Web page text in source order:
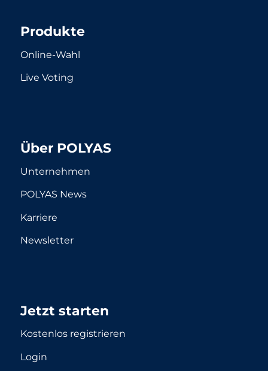
Produkte
Online-Wahl
Live Voting
Über POLYAS
Unternehmen
POLYAS News
Karriere
Newsletter
Jetzt starten
Kostenlos registrieren
Login